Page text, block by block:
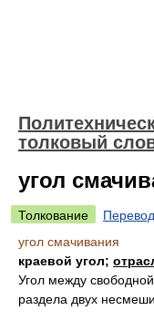
толковый
угол
Толкование
Перевод
угол смачивания
краевой угол;
Угол между
раздела двух